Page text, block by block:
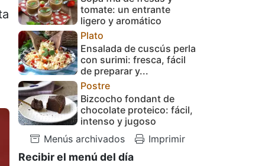
tomate: un entrante
ligero y aromático
Plato
Ensalada de cuscús perla
con surimi: fresca, fácil
de preparar y...
Postre
Bizcocho fondant de
chocolate proteico: fácil,
intenso y jugoso
Menús archivados
Imprimir
Recibir el menú del día